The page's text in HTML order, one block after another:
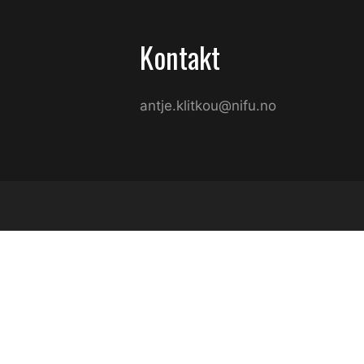
Kontakt
antje.klitkou@nifu.no